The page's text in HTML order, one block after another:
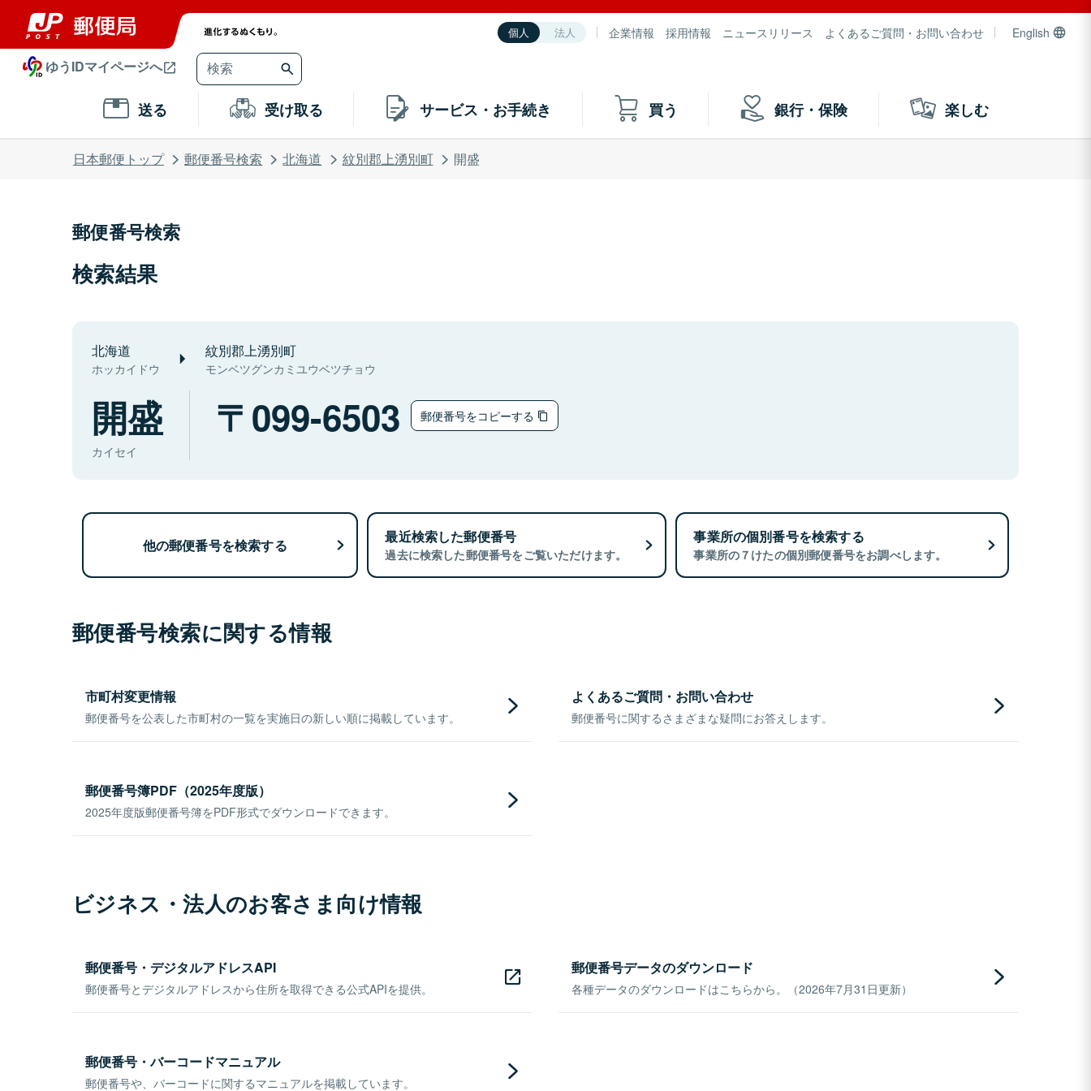
個人 法人 企業情報 採用情報 ニュースリリース よくあるご質問・お問い合わせ English
ゆうIDマイページへ
送る 受け取る サービス・お手続き 買う 銀行・保険 楽しむ
日本郵便トップ 郵便番号検索 北海道 紋別郡上湧別町 開盛
郵便番号検索
検索結果
北海道
ホッカイドウ
紋別郡上湧別町
モンベツグンカミユウベツチョウ
開盛
カイセイ
099-6503 郵便番号をコピーする
他の郵便番号を検索する 最近検索した郵便番号
過去に検索した郵便番号をご覧いただけます。
事業所の個別番号を検索する
事業所の７けたの個別郵便番号をお調べします。
郵便番号検索に関する情報
市町村変更情報
郵便番号を公表した市町村の一覧を実施日の新しい順に掲載しています。
よくあるご質問・お問い合わせ
郵便番号に関するさまざまな疑問にお答えします。
郵便番号簿PDF（2025年度版）
2025年度版郵便番号簿をPDF形式でダウンロードできます。
ビジネス・法人のお客さま向け情報
郵便番号・デジタルアドレスAPI
郵便番号とデジタルアドレスから住所を取得できる公式APIを提供。
郵便番号データのダウンロード
各種データのダウンロードはこちらから。（2026年7月31日更新）
郵便番号・バーコードマニュアル
郵便番号や、バーコードに関するマニュアルを掲載しています。